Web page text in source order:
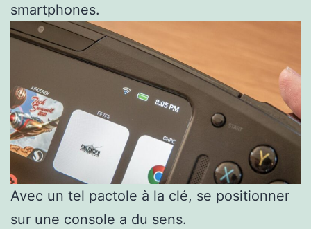
smartphones.
Avec un tel pactole à la clé, se positionner
sur une console a du sens.